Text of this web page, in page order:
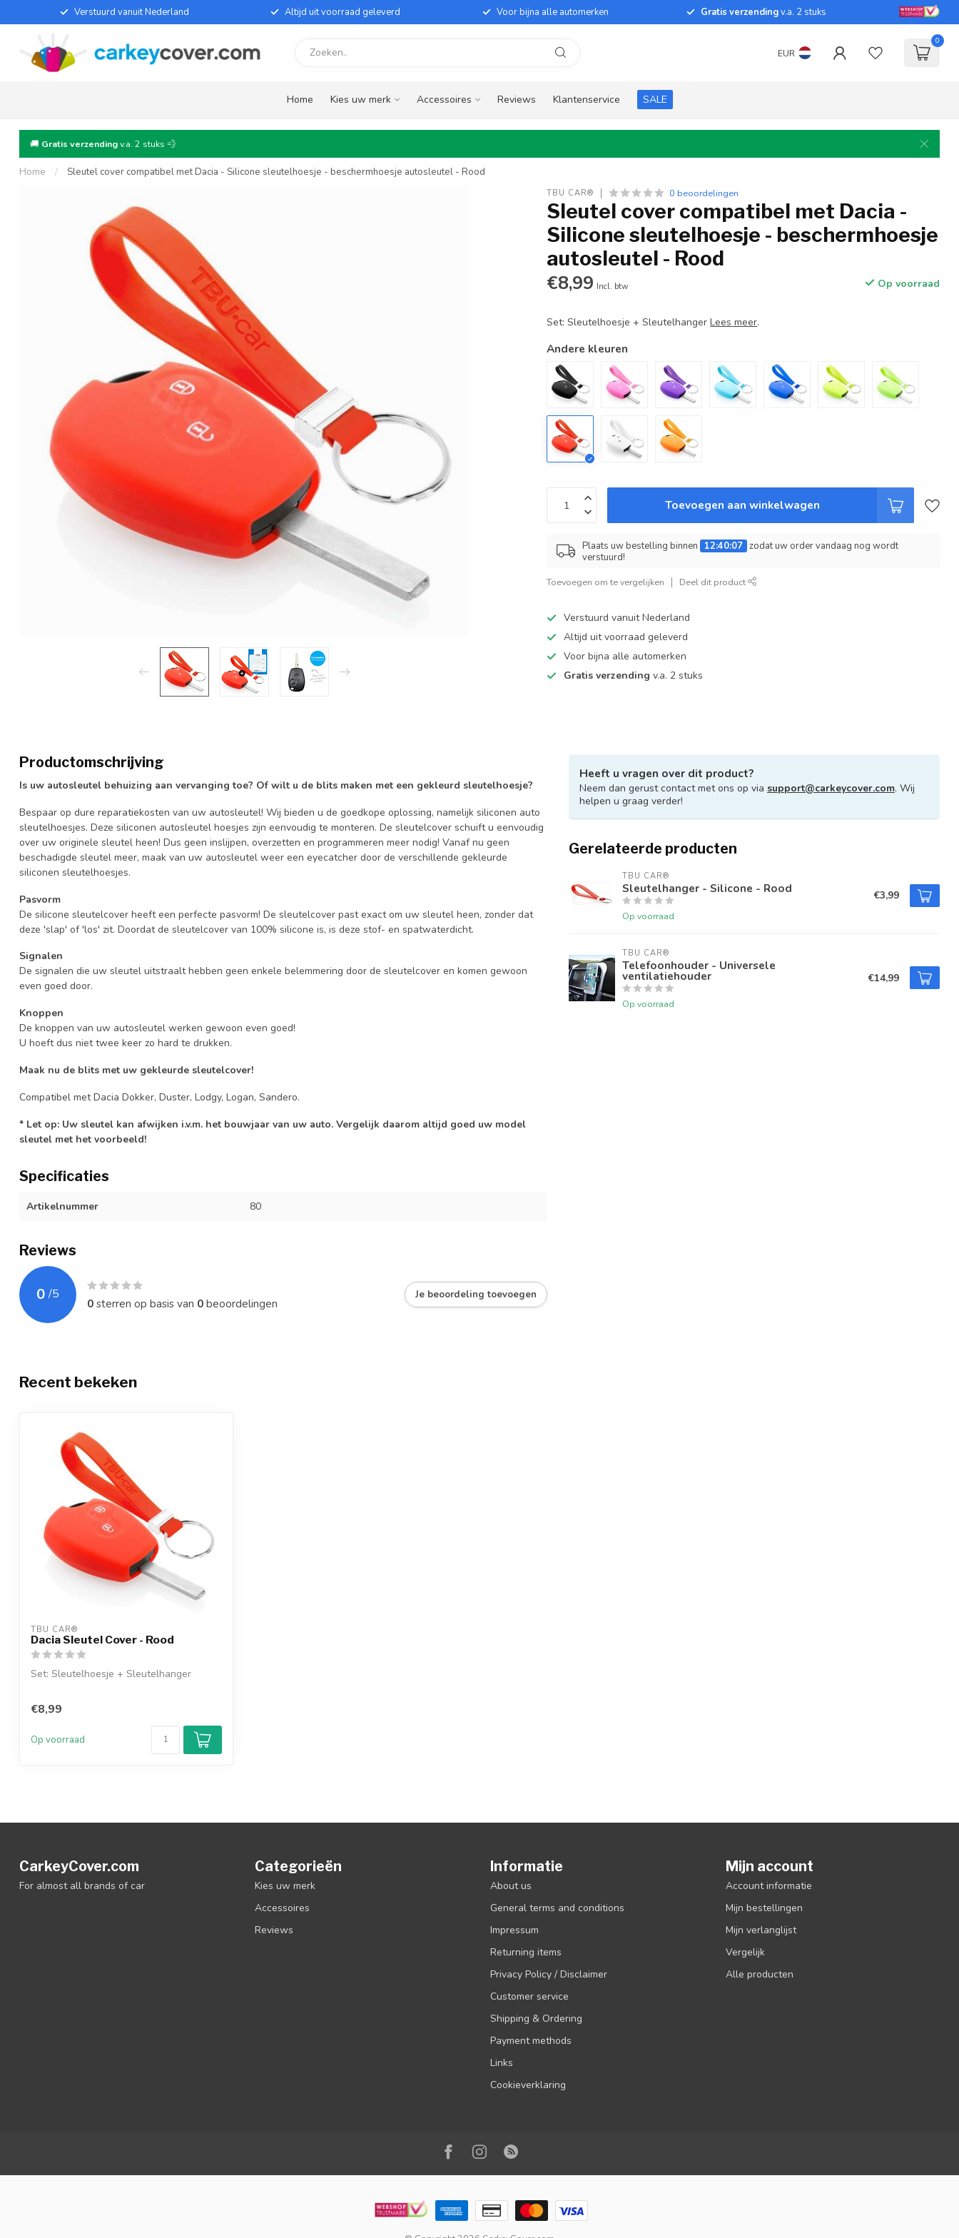
Verstuurd vanuit Nederland Altijd uit voorraad geleverd Voor bijna alle automerken Gratis verzendingv.a. 2 stuks
EUR
0
Home Kies uw merk Accessoires Reviews Klantenservice SALE
🚚 Gratis verzendingv.a. 2 stuks 💨
Home / Sleutel cover compatibel met Dacia - Silicone sleutelhoesje - beschermhoesje autosleutel - Rood
TBU CAR® 0 beoordelingen
Sleutel cover compatibel met Dacia -
Silicone sleutelhoesje - beschermhoesje
autosleutel - Rood
€8,99 Incl. btw Op voorraad
Set: Sleutelhoesje + SleutelhangerLees meer.
Andere kleuren
Toevoegen aan winkelwagen
Plaats uw bestelling binnen 12:40:06 zodat uw order vandaag nog wordt
verstuurd!
Toevoegen om te vergelijken Deel dit product
Verstuurd vanuit Nederland
Altijd uit voorraad geleverd
Voor bijna alle automerken
Gratis verzending v.a. 2 stuks
Productomschrijving
Is uw autosleutel behuizing aan vervanging toe? Of wilt u de blits maken met een gekleurd sleutelhoesje?
Bespaar op dure reparatiekosten van uw autosleutel! Wij bieden u de goedkope oplossing, namelijk siliconen auto
sleutelhoesjes. Deze siliconen autosleutel hoesjes zijn eenvoudig te monteren. De sleutelcover schuift u eenvoudig
over uw originele sleutel heen! Dus geen inslijpen, overzetten en programmeren meer nodig! Vanaf nu geen
beschadigde sleutel meer, maak van uw autosleutel weer een eyecatcher door de verschillende gekleurde
siliconen sleutelhoesjes.
Pasvorm
De silicone sleutelcover heeft een perfecte pasvorm! De sleutelcover past exact om uw sleutel heen, zonder dat
deze 'slap' of 'los' zit. Doordat de sleutelcover van 100% silicone is, is deze stof- en spatwaterdicht.
Signalen
De signalen die uw sleutel uitstraalt hebben geen enkele belemmering door de sleutelcover en komen gewoon
even goed door.
Knoppen
De knoppen van uw autosleutel werken gewoon even goed!
U hoeft dus niet twee keer zo hard te drukken.
Maak nu de blits met uw gekleurde sleutelcover!
Compatibel met Dacia Dokker, Duster, Lodgy, Logan, Sandero.
* Let op: Uw sleutel kan afwijken i.v.m. het bouwjaar van uw auto. Vergelijk daarom altijd goed uw model
sleutel met het voorbeeld!
Specificaties
Artikelnummer 80
Reviews
0 /5
0sterren op basis van 0beoordelingen
Je beoordeling toevoegen
Heeft u vragen over dit product?
Neem dan gerust contact met ons op via support@carkeycover.com. Wij
helpen u graag verder!
Gerelateerde producten
TBU CAR®
Sleutelhanger - Silicone - Rood
Op voorraad
€3,99
TBU CAR®
Telefoonhouder - Universele
ventilatiehouder
Op voorraad
€14,99
Recent bekeken
TBU CAR®
Dacia Sleutel Cover - Rood
Set: Sleutelhoesje + Sleutelhanger
€8,99
Op voorraad
CarkeyCover.com
For almost all brands of car
Categorieën
Kies uw merk
Accessoires
Reviews
Informatie
About us
General terms and conditions
Impressum
Returning items
Privacy Policy / Disclaimer
Customer service
Shipping & Ordering
Payment methods
Links
Cookieverklaring
Mijn account
Account informatie
Mijn bestellingen
Mijn verlanglijst
Vergelijk
Alle producten